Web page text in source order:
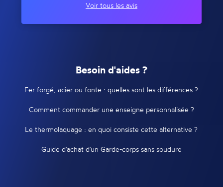
Voir tous les avis
Besoin d'aides ?
Fer forgé, acier ou fonte : quelles sont les différences ?
Comment commander une enseigne personnalisée ?
Le thermolaquage : en quoi consiste cette alternative ?
Guide d'achat d'un Garde-corps sans soudure